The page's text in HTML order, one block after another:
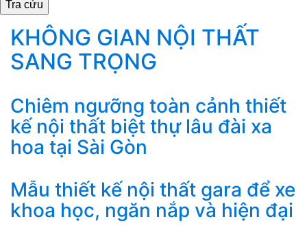
KHÔNG GIAN NỘI THẤT
SANG TRỌNG
Chiêm ngưỡng toàn cảnh thiết
kế nội thất biệt thự lâu đài xa
hoa tại Sài Gòn
Mẫu thiết kế nội thất gara để xe
khoa học, ngăn nắp và hiện đại